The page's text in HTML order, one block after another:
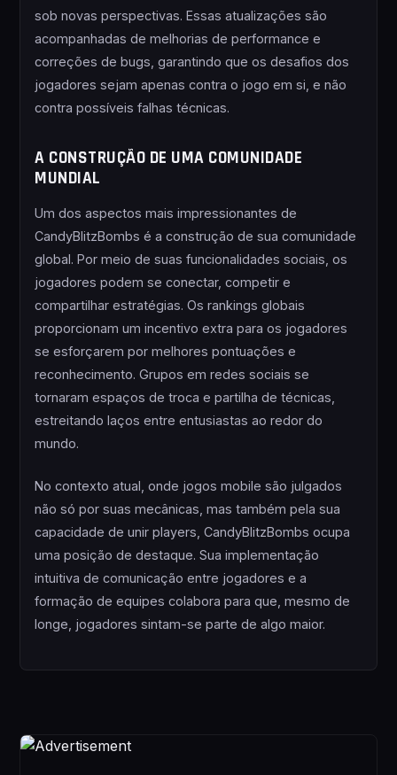
sob novas perspectivas. Essas atualizações são
acompanhadas de melhorias de performance e
correções de bugs, garantindo que os desafios dos
jogadores sejam apenas contra o jogo em si, e não
contra possíveis falhas técnicas.
A CONSTRUÇÃO DE UMA COMUNIDADE
MUNDIAL
Um dos aspectos mais impressionantes de
CandyBlitzBombs é a construção de sua comunidade
global. Por meio de suas funcionalidades sociais, os
jogadores podem se conectar, competir e
compartilhar estratégias. Os rankings globais
proporcionam um incentivo extra para os jogadores
se esforçarem por melhores pontuações e
reconhecimento. Grupos em redes sociais se
tornaram espaços de troca e partilha de técnicas,
estreitando laços entre entusiastas ao redor do
mundo.
No contexto atual, onde jogos mobile são julgados
não só por suas mecânicas, mas também pela sua
capacidade de unir players, CandyBlitzBombs ocupa
uma posição de destaque. Sua implementação
intuitiva de comunicação entre jogadores e a
formação de equipes colabora para que, mesmo de
longe, jogadores sintam-se parte de algo maior.